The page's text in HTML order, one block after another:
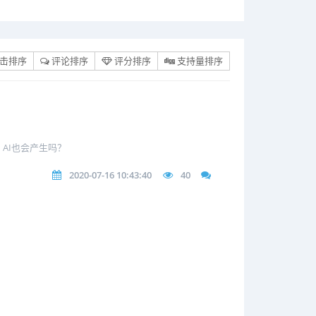
排序 评论排序 评分排序 支持量排序
也会产生吗？
2020-07-16 10:43:40 40